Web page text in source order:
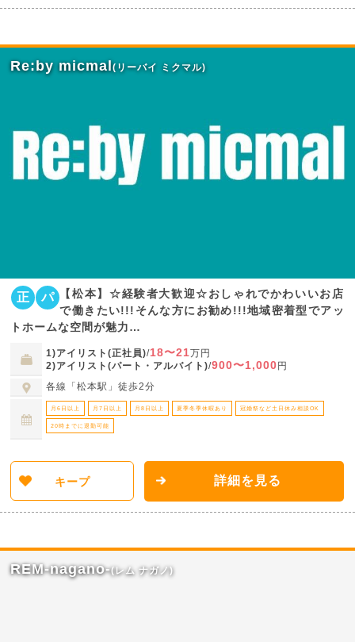
Re:by micmal(リーバイ ミクマル)
正 パ
【松本】☆経験者大歓迎☆おしゃれでかわいいお店
で働きたい!!!そんな方にお勧め!!!地域密着型でアッ
トホームな空間が魅力…
1)アイリスト(正社員)/18〜21万円
2)アイリスト(パート・アルバイト)/900〜1,000 円
各線「松本駅」徒歩2分
月6日以上 月7日以上 月8日以上 夏季冬季休暇あり 冠婚祭など土日休み相談OK
20時までに退勤可能
キープ 詳細を見る
REM-nagano-(レム ナガノ)